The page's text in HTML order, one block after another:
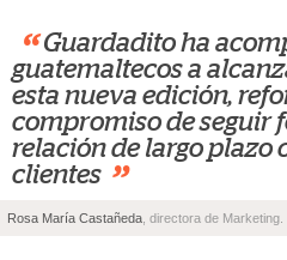
“ Guardadito ha
guatemaltecos a
esta nueva edición,
compromiso de seguir
relación de largo plazo
clientes ”
Rosa María Castañeda , directora de Marketing.